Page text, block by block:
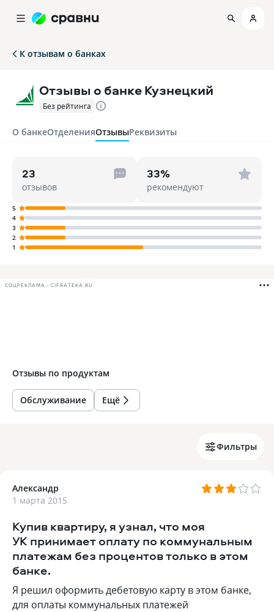
К отзывам о банках
Отзывы о банке Кузнецкий
Без рейтинга
О банкеОтделенияОтзывыРеквизиты
23
отзывов
33%
рекомендуют
5
4
3
2
1
СОЦРЕКЛАМА • CIFRATEKA.RU
Отзывы по продуктам
Обслуживание Ещё
Фильтры
Александр
1 марта 2015
Купив квартиру, я узнал, что моя
УК принимает оплату по коммунальным
платежам без процентов только в этом
банке.
Я решил оформить дебетовую карту в этом банке,
для оплаты коммунальных платежей